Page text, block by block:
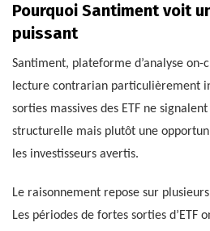
Pourquoi Santiment voit
puissant
Santiment, plateforme d’analyse on-
lecture contrarian particulièrement
sorties massives des ETF ne
structurelle mais plutôt une
les investisseurs avertis.
Le raisonnement repose sur
Les périodes de fortes sorties d’ETF